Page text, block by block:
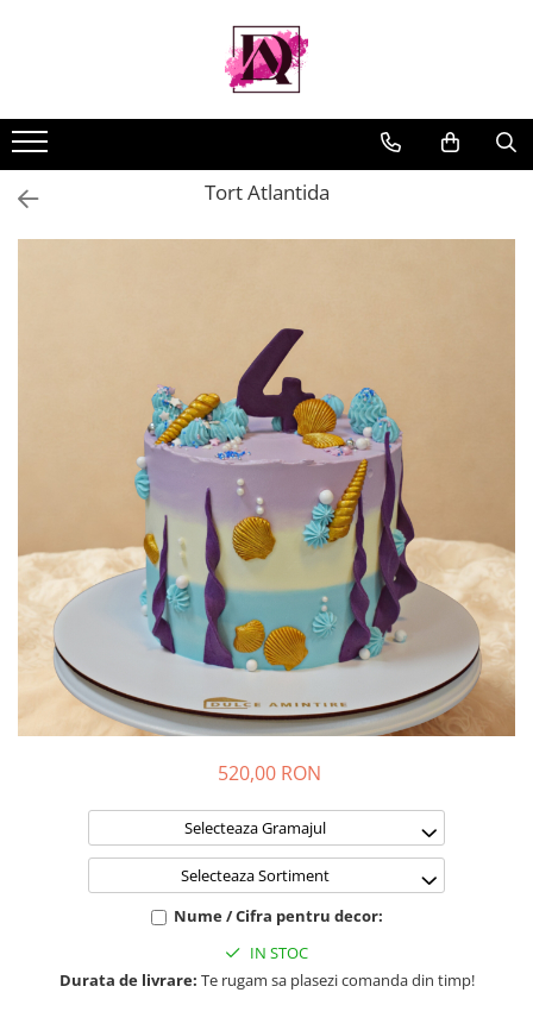
Tort Atlantida
520,00 RON
Selecteaza Gramajul
Selecteaza Sortiment
Nume / Cifra pentru decor:
IN STOC
Durata de livrare: Te rugam sa plasezi comanda din timp!